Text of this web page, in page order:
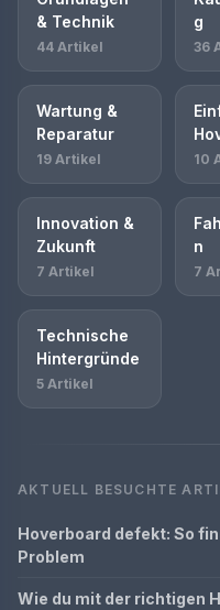
& Technik
44 Artikel
g
36
Wartung &
Reparatur
19 Artikel 10
Innovation &
Zukunft
7 Artikel
n
7
Technische
Hintergründe
5 Artikel
AKTUELL BESUCHTE
Hoverboard defekt: So
Problem
Wie du mit der richtigen